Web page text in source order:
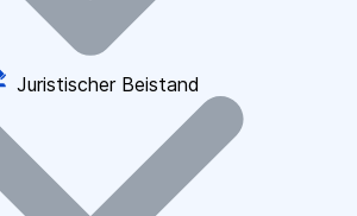
Juristischer Beistand